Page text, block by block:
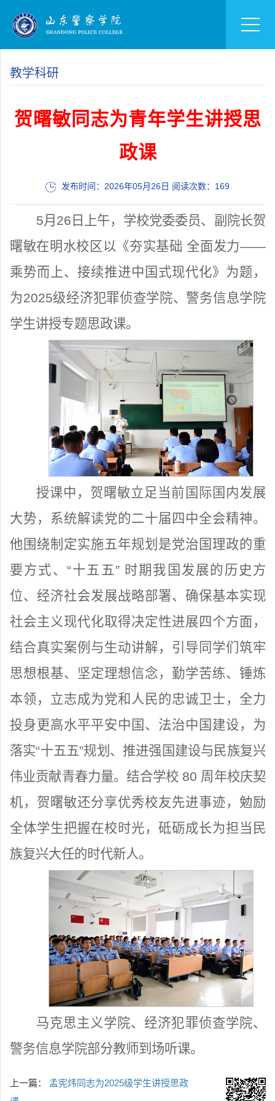
教学科研
贺曙敏同志为青年学生讲授思
政课
发布时间：2026年05月26日 阅读次数： 169
5月26日上午，学校党委委员、副院长贺
曙敏在明水校区以《夯实基础 全面发力——
乘势而上、接续推进中国式现代化》为题，
为2025级经济犯罪侦查学院、警务信息学院
学生讲授专题思政课。
授课中，贺曙敏立足当前国际国内发展
大势，系统解读党的二十届四中全会精神。
他围绕制定实施五年规划是党治国理政的重
要方式、“十五五” 时期我国发展的历史方
位、经济社会发展战略部署、确保基本实现
社会主义现代化取得决定性进展四个方面，
结合真实案例与生动讲解，引导同学们筑牢
思想根基、坚定理想信念，勤学苦练、锤炼
本领，立志成为党和人民的忠诚卫士，全力
投身更高水平平安中国、法治中国建设，为
落实“十五五”规划、推进强国建设与民族复兴
伟业贡献青春力量。结合学校 80 周年校庆契
机，贺曙敏还分享优秀校友先进事迹，勉励
全体学生把握在校时光，砥砺成长为担当民
族复兴大任的时代新人。
马克思主义学院、经济犯罪侦查学院、
警务信息学院部分教师到场听课。
上一篇： 孟宪炜同志为2025级学生讲授思政